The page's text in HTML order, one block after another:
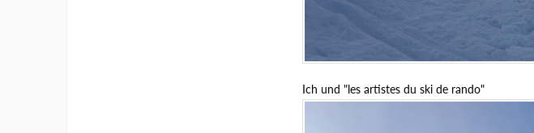
Ich und "les artistes du ski de rando"